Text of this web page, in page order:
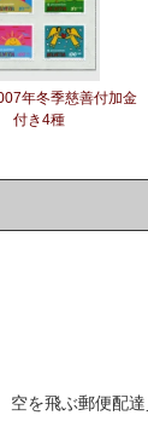
年冬季慈善付加金
付き4種
空を飛ぶ郵便配